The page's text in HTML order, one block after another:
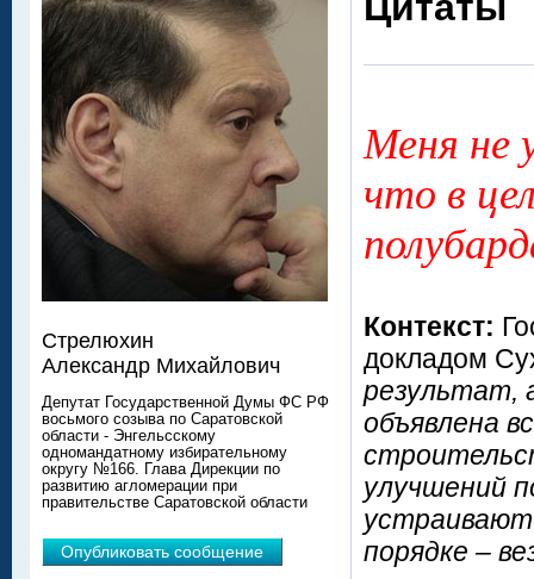
Меня не
что в
Контекст:
докладом
результат,
объявлена
улучшений
порядке –
Стрелюхин
Александр Михайлович
Депутат Государственной Думы ФС РФ
восьмого созыва по Саратовской
области - Энгельсскому
одномандатному избирательному
округу №166. Глава Дирекции по
развитию агломерации при
правительстве Саратовской области
Опубликовать сообщение